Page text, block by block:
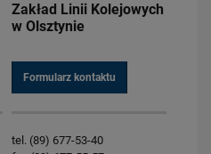
Zakład Linii Kolejowych
w Olsztynie
Formularz kontaktu
tel. (89) 677-53-40